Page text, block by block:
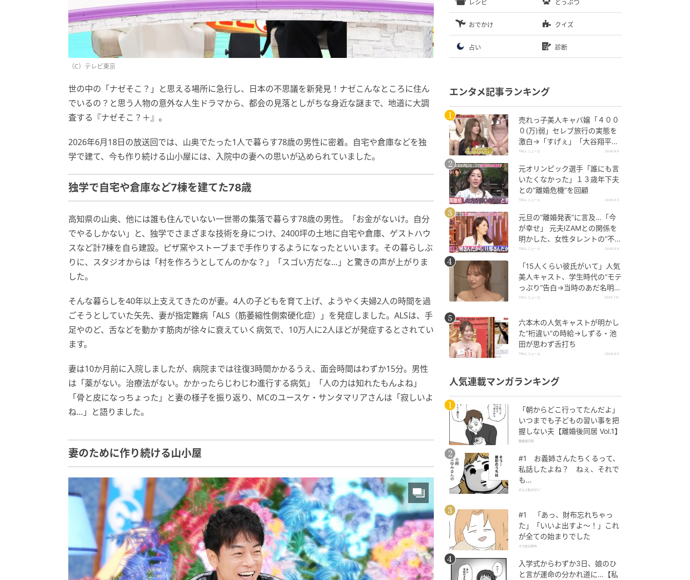
（C）テレビ東京
世の中の「ナゼそこ？」と思える場所に急行し、日本の不思議を新発見！ナゼこんなところに住ん
でいるの？と思う人物の意外な人生ドラマから、都会の見落としがちな身近な謎まで、地道に大調
査する『ナゼそこ？＋』。
2026年6月18日の放送回では、山奥でたった1人で暮らす78歳の男性に密着。自宅や倉庫などを独
学で建て、今も作り続ける山小屋には、入院中の妻への思いが込められていました。
独学で自宅や倉庫など7棟を建てた78歳
高知県の山奥、他には誰も住んでいない一世帯の集落で暮らす78歳の男性。「お金がないけ。自分
でやるしかない」と、独学でさまざまな技術を身につけ、2400坪の土地に自宅や倉庫、ゲストハウ
スなど計7棟を自ら建設。ピザ窯やストーブまで手作りするようになったといいます。その暮らしぶ
りに、スタジオからは「村を作ろうとしてんのかな？」「スゴい方だな…」と驚きの声が上がりま
した。
そんな暮らしを40年以上支えてきたのが妻。4人の子どもを育て上げ、ようやく夫婦2人の時間を過
ごそうとしていた矢先、妻が指定難病「ALS（筋萎縮性側索硬化症）」を発症しました。ALSは、手
足やのど、舌などを動かす筋肉が徐々に衰えていく病気で、10万人に2人ほどが発症するとされてい
ます。
妻は10か月前に入院しましたが、病院までは往復3時間かかるうえ、面会時間はわずか15分。男性
は「薬がない。治療法がない。かかったらじわじわ進行する病気」「人の力は知れたもんよね」
「骨と皮になっちょった」と妻の様子を振り返り、MCのユースケ・サンタマリアさんは「寂しいよ
ね…」と語りました。
妻のために作り続ける山小屋
レシピ どうぶつ
おでかけ クイズ
占い 診断
エンタメ記事ランキング
売れっ子美人キャバ嬢「４００
０(万)弱」セレブ旅行の実態を
激白→「すげぇ」「大谷翔平の
世界」スタジオ騒然
TRILL ニュース 2026.8.6
元オリンピック選手「誰にも言
いたくなかった」１３歳年下夫
との“離婚危機”を回顧
TRILL ニュース 2026.8.5
元旦の“離婚発表”に言及…「今
が幸せ」 元夫IZAMとの関係を
明かした、女性タレントの“不思
議な生活”
TRILL ニュース 2026.8.6
「15人くらい彼氏がいて」人気
美人キャスト、学生時代の“モテ
っぷり”告白→当時のあだ名明か
し「モテてるわ」の声
TRILL ニュース 2026.7.31
六本木の人気キャストが明かし
た“桁違い”の時給→しずる・池
田が思わず舌打ち
TRILL ニュース 2026.8.5
人気連載マンガランキング
「朝からどこ行ってたんだよ」
いつまでも子どもの習い事を把
握しない夫【離婚後同居 Vol.1】
離婚後同居
#1 お義姉さんたちくるって、
私話したよね？ ねぇ、それで
も…
ぜんぶ私のせい
#1 「あっ、財布忘れちゃっ
た」「いいよ出すよ〜！」これ
が全ての始まりでした
ママ友の財布
入学式からわずか3日、娘のひ
と言が運命の分かれ道に…【私